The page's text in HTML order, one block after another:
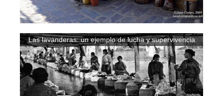
Las lavanderas: un ejemplo de lucha y supervivencia